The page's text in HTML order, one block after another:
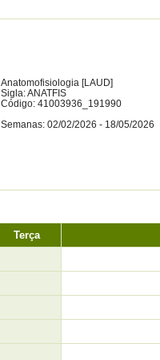
Anatomofisiologia [LAUD]
Sigla: ANATFIS
Código: 41003936_191990
Semanas: 02/02/2026 - 18/05/2026
Terça